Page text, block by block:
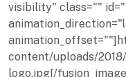
visibility" class=""
content/uploads/
logo.jpg[/